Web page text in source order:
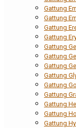
Gattung
Gattung
Gattung
Gattung
Gattung
Gattung
Gattung
Gattung
Gattung
Gattung
Gattung
Gattung
Gattung